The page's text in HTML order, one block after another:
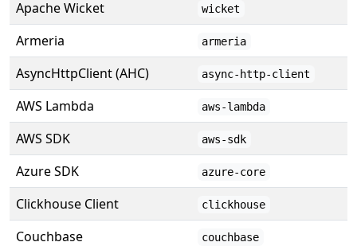
Apache Wicket wicket
Armeria armeria
AsyncHttpClient (AHC) async-http-client
AWS Lambda aws-lambda
AWS SDK aws-sdk
Azure SDK azure-core
Clickhouse Client clickhouse
Couchbase couchbase